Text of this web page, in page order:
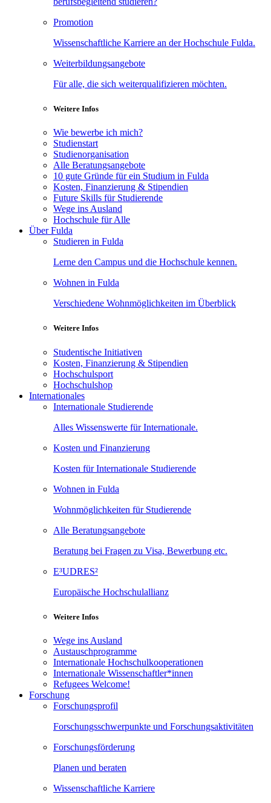
Promotion
Wissenschaftliche Karriere an der Hochschule Fulda.
Weiterbildungsangebote
Für alle, die sich weiterqualifizieren möchten.
Weitere Infos
Wie bewerbe ich mich?
Studienstart
Studienorganisation
Alle Beratungsangebote
10 gute Gründe für ein Studium in Fulda
Kosten, Finanzierung & Stipendien
Future Skills für Studierende
Wege ins Ausland
Hochschule für Alle
Über Fulda
Studieren in Fulda
Lerne den Campus und die Hochschule kennen.
Wohnen in Fulda
Verschiedene Wohnmöglichkeiten im Überblick
Weitere Infos
Studentische Initiativen
Kosten, Finanzierung & Stipendien
Hochschulsport
Hochschulshop
Internationales
Internationale Studierende
Alles Wissenswerte für Internationale.
Kosten und Finanzierung
Kosten für Internationale Studierende
Wohnen in Fulda
Wohnmöglichkeiten für Studierende
Alle Beratungsangebote
Beratung bei Fragen zu Visa, Bewerbung etc.
E³UDRES²
Europäische Hochschulallianz
Weitere Infos
Wege ins Ausland
Austauschprogramme
Internationale Hochschulkooperationen
Internationale Wissenschaftler*innen
Refugees Welcome!
Forschung
Forschungsprofil
Forschungsschwerpunkte und Forschungsaktivitäten
Forschungsförderung
Planen und beraten
Wissenschaftliche Karriere